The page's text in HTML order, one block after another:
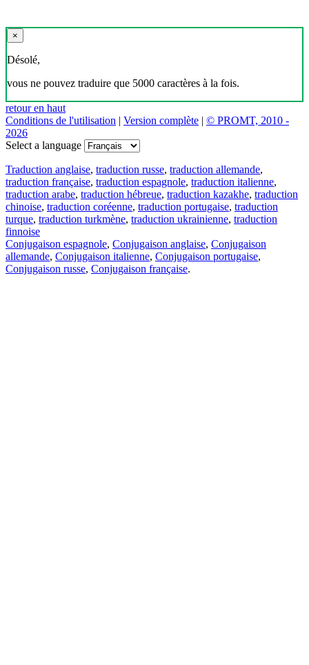
×
Désolé,
vous ne pouvez traduire que 5000 caractères à la fois.
retour en haut
Conditions de l'utilisation | Version complète | © PROMT, 2010 -
2026
Select a language
Traduction anglaise, traduction russe, traduction allemande,
traduction française, traduction espagnole, traduction italienne,
traduction arabe, traduction hébreue, traduction kazakhe, traduction
chinoise, traduction coréenne, traduction portugaise, traduction
turque, traduction turkmène, traduction ukrainienne, traduction
finnoise
Conjugaison espagnole, Conjugaison anglaise, Conjugaison
allemande, Conjugaison italienne, Conjugaison portugaise,
Conjugaison russe, Conjugaison française.